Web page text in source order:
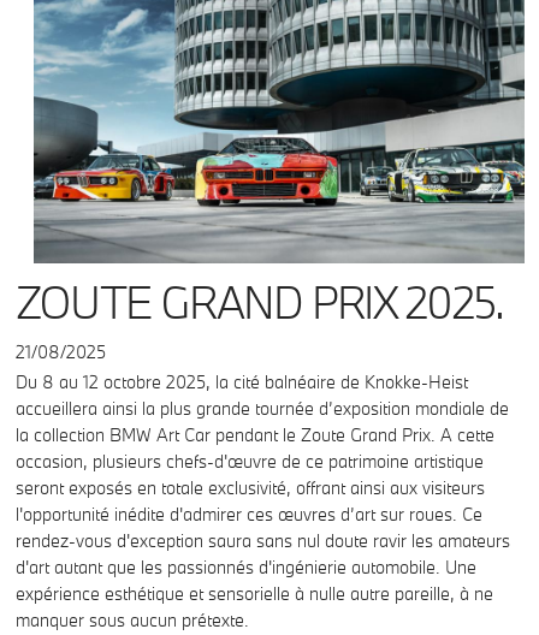
ZOUTE GRAND PRIX 2025.
21/08/2025
Du 8 au 12 octobre 2025, la cité balnéaire de Knokke-Heist
accueillera ainsi la plus grande tournée d’exposition mondiale de
la collection BMW Art Car pendant le Zoute Grand Prix. A cette
occasion, plusieurs chefs-d'œuvre de ce patrimoine artistique
seront exposés en totale exclusivité, offrant ainsi aux visiteurs
l'opportunité inédite d'admirer ces œuvres d’art sur roues. Ce
rendez-vous d'exception saura sans nul doute ravir les amateurs
d'art autant que les passionnés d'ingénierie automobile. Une
expérience esthétique et sensorielle à nulle autre pareille, à ne
manquer sous aucun prétexte.